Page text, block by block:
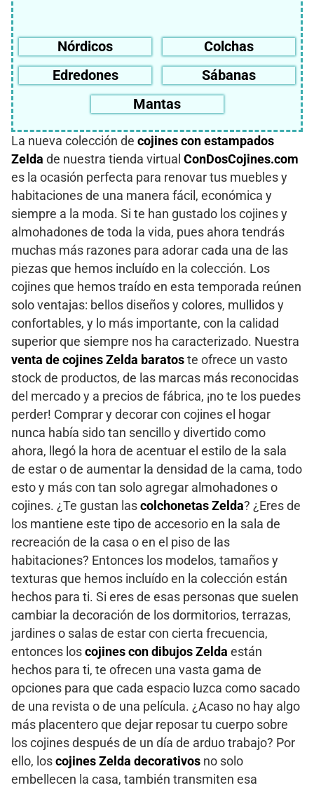
Nórdicos
Colchas
Edredones
Sábanas
Mantas
La nueva colección de cojines con estampados
Zelda de nuestra tienda virtual ConDosCojines.com
es la ocasión perfecta para renovar tus muebles y
habitaciones de una manera fácil, económica y
siempre a la moda. Si te han gustado los cojines y
almohadones de toda la vida, pues ahora tendrás
muchas más razones para adorar cada una de las
piezas que hemos incluído en la colección. Los
cojines que hemos traído en esta temporada reúnen
solo ventajas: bellos diseños y colores, mullidos y
confortables, y lo más importante, con la calidad
superior que siempre nos ha caracterizado. Nuestra
venta de cojines Zelda baratos te ofrece un vasto
stock de productos, de las marcas más reconocidas
del mercado y a precios de fábrica, ¡no te los puedes
perder! Comprar y decorar con cojines el hogar
nunca había sido tan sencillo y divertido como
ahora, llegó la hora de acentuar el estilo de la sala
de estar o de aumentar la densidad de la cama, todo
esto y más con tan solo agregar almohadones o
cojines. ¿Te gustan las colchonetas Zelda? ¿Eres de
los mantiene este tipo de accesorio en la sala de
recreación de la casa o en el piso de las
habitaciones? Entonces los modelos, tamaños y
texturas que hemos incluído en la colección están
hechos para ti. Si eres de esas personas que suelen
cambiar la decoración de los dormitorios, terrazas,
jardines o salas de estar con cierta frecuencia,
entonces los cojines con dibujos Zelda están
hechos para ti, te ofrecen una vasta gama de
opciones para que cada espacio luzca como sacado
de una revista o de una película. ¿Acaso no hay algo
más placentero que dejar reposar tu cuerpo sobre
los cojines después de un día de arduo trabajo? Por
ello, los cojines Zelda decorativos no solo
embellecen la casa, también transmiten esa